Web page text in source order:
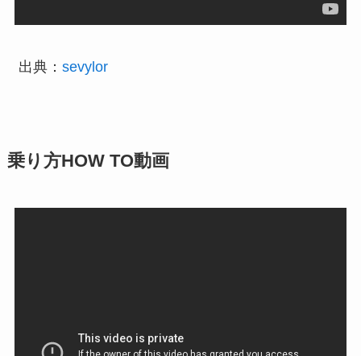
出典： sevylor
乗り方HOW TO動画